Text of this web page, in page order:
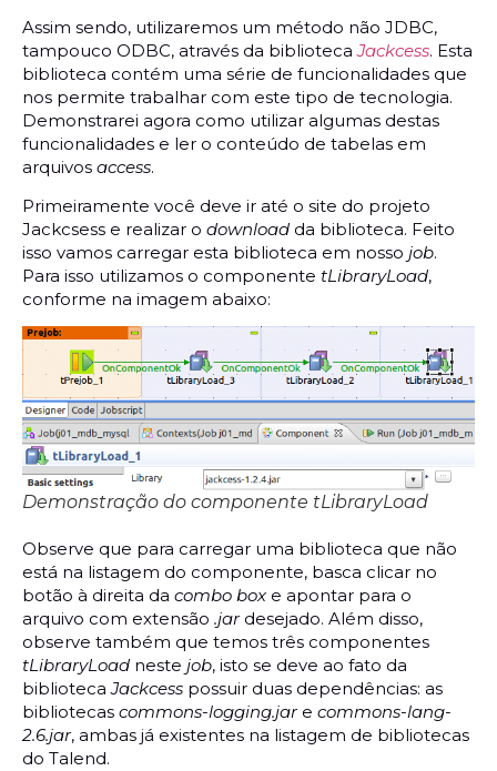
Assim sendo, utilizaremos um método não JDBC,
tampouco ODBC, através da biblioteca Jackcess. Esta
biblioteca contém uma série de funcionalidades que
nos permite trabalhar com este tipo de tecnologia.
Demonstrarei agora como utilizar algumas destas
funcionalidades e ler o conteúdo de tabelas em
arquivos access.
Primeiramente você deve ir até o site do projeto
Jackcsess e realizar o download da biblioteca. Feito
isso vamos carregar esta biblioteca em nosso job.
Para isso utilizamos o componente tLibraryLoad,
conforme na imagem abaixo:
Demonstração do componente tLibraryLoad
Observe que para carregar uma biblioteca que não
está na listagem do componente, basca clicar no
botão à direita da combo box e apontar para o
arquivo com extensão .jardesejado. Além disso,
observe também que temos três componentes
tLibraryLoad neste job, isto se deve ao fato da
bibliotecaJackcess possuir duas dependências: as
bibliotecas commons-logging.jare commons-lang-
2.6.jar, ambas já existentes na listagem de bibliotecas
do Talend.